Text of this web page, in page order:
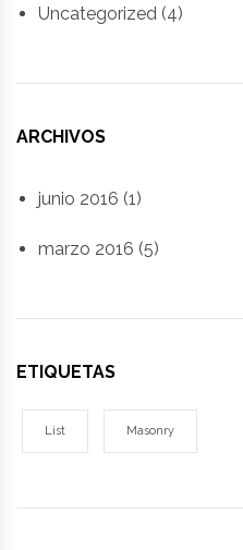
Uncategorized (4)
ARCHIVOS
junio 2016 (1)
marzo 2016 (5)
ETIQUETAS
List Masonry